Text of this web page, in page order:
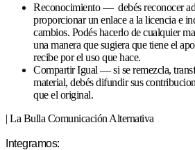
Reconocimiento — debés reconocer
proporcionar un enlace a la licencia e
cambios. Podés hacerlo de cualquier
una manera que sugiera que tiene el
recibe por el uso que hace.
Compartir Igual — si se remezcla,
material, debés difundir sus
que el original.
| La Bulla Comunicación Alternativa
Integramos: